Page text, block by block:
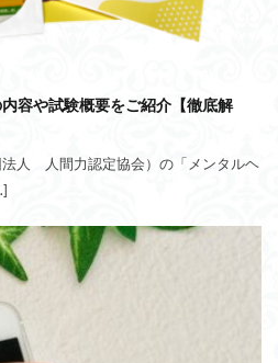
容や試験概要をご紹介【徹底解
法人 人間力認定協会）の「メンタルヘ